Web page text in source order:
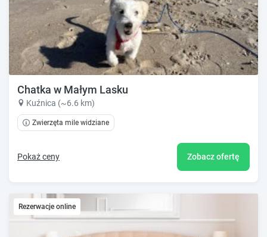
Chatka w Małym Lasku
Kuźnica (~6.6 km)
Zwierzęta mile widziane
Pokaż ceny Zobacz ofertę
Rezerwacje online